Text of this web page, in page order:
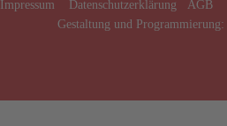
Impressum Datenschutzerklärung
AGB
Gestaltung und Programmierung: